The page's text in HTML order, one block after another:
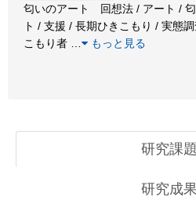
匂いのアート 回想法 / アート /
ト / 支援 / 長期ひきこもり / 実態
こもり者
もっと見る
研究課題
研究成果